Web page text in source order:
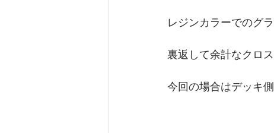
レジンカラーでのグ
裏返して余計なクロ
今回の場合はデッキ側